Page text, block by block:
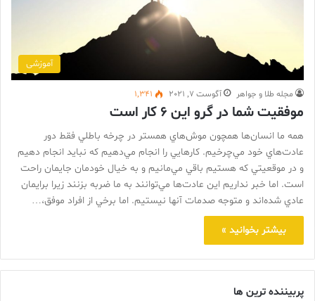
آموزشی
مجله طلا و جواهر آگوست 7, 2021 1,341
موفقيت شما در گرو اين 6 کار است
همه ما انسان‌ها همچون موش‌هاي همستر در چرخه باطلي فقط دور
عادت‌هاي خود مي‌چرخيم. کارهايي را انجام مي‌دهيم که نبايد انجام دهيم
و در موقعيتي که هستيم باقي مي‌مانيم و به خيال خودمان جايمان راحت
است. اما خبر نداريم اين عادت‌ها مي‌توانند به ما ضربه بزنند زيرا برايمان
عادي شده‌اند و متوجه صدمات آنها نيستيم. اما برخي از افراد موفق،…
بیشتر بخوانید »
پربیننده ترین ها